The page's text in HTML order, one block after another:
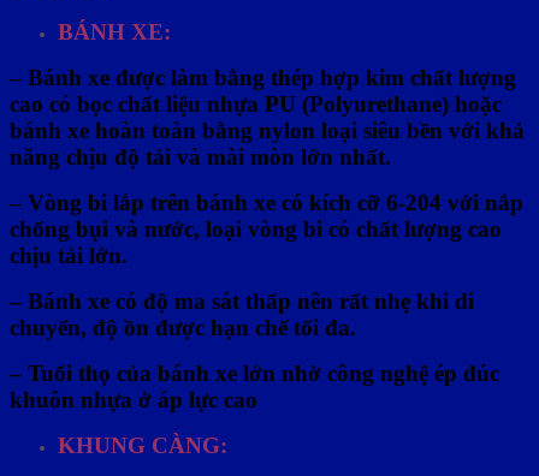
BÁNH XE:
– Bánh xe được làm bằng thép hợp kim chất lượng
cao có bọc chất liệu nhựa PU (Polyurethane) hoặc
bánh xe hoàn toàn bằng nylon loại siêu bền với khả
năng chịu độ tải và mài mòn lớn nhất.
– Vòng bi lắp trên bánh xe có kích cỡ 6-204 với nắp
chống bụi và nước, loại vòng bi có chất lượng cao
chịu tải lớn.
– Bánh xe có độ ma sát thấp nên rất nhẹ khi di
chuyển, độ ồn được hạn chế tối đa.
– Tuổi thọ của bánh xe lớn nhờ công nghệ ép đúc
khuôn nhựa ở áp lực cao
KHUNG CÀNG: